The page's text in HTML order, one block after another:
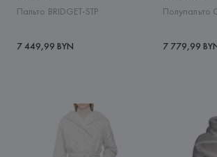
Пальто BRIDGET-STP
7 449,99 BYN
Полупальто
7 779,99